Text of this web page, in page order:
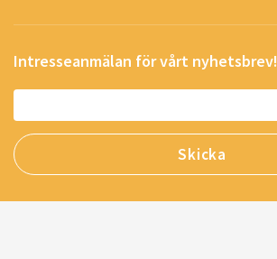
Intresseanmälan för vårt nyhetsbrev!